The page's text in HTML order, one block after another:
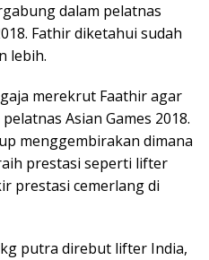
dalam pelatnas
Fathir diketahui sudah
lebih.
merekrut Faathir agar
Asian Games 2018.
menggembirakan dimana
prestasi seperti lifter
prestasi cemerlang di
putra direbut lifter India,